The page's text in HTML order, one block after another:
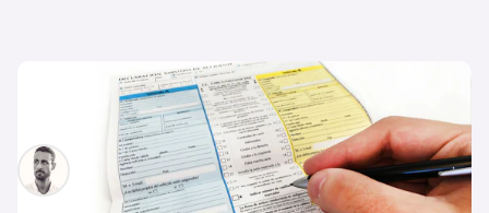
¿Cómo rellenar un parte amistoso en caso de
accidente?
Javier Montoro
24 de enero de 2022